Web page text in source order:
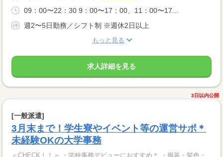
09：00〜22：30 9：00〜17：00、11：00〜17...
週2〜5日勤務／シフト制 ※週休2日以上
もっと見る
求人詳細を見る
3日以内公開
[一般派遣]
3月末まで！学生寮やイベント等の運営サポ＊
未経験OKの大学事務
＜CHECK！！＞ ・学校事務デビューにおすすめ＊ ・服装・髪色・